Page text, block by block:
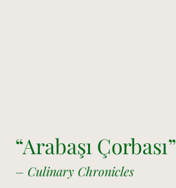
“Arabaşı Çorbası”
– Culinary Chronicles